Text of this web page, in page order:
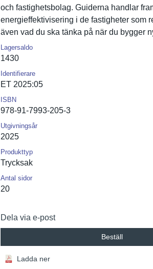
och fastighets­bolag. Guiderna handlar
energieffe­ktiviserin­g i de fastighete­r som
även vad du ska tänka på när du bygger
Lagersaldo
1430
Identifierare
ET 2025:05
ISBN
978-91-7993-205-3
Utgivningsår
2025
Produkttyp
Trycksak
Antal sidor
20
Dela via e-post
Beställ
Ladda ner